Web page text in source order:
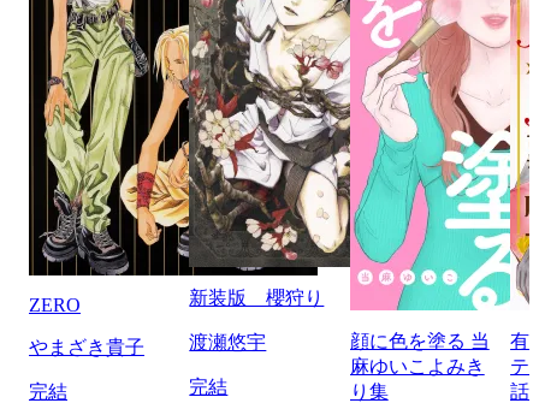
ZERO
やまざき貴子
完結
新装版 櫻狩り
渡瀬悠宇
完結
顔に色を塗る 当
麻ゆいこよみき
り集
有
テ
話